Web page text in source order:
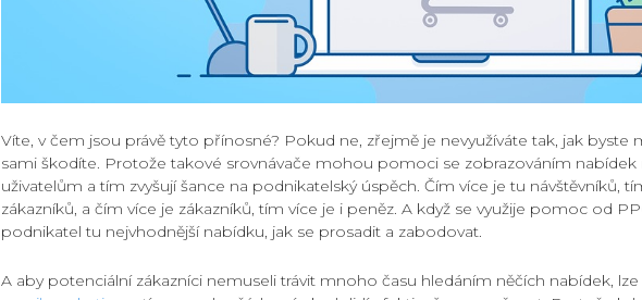
Víte, v čem jsou právě tyto přínosné? Pokud ne, zřejmě je nevyužíváte tak, jak byste
sami škodíte. Protože takové srovnávače mohou pomoci se zobrazováním nabídek
uživatelům a tím zvyšují šance na podnikatelský úspěch. Čím více je tu návštěvníků,
zákazníků, a čím více je zákazníků, tím více je i peněz. A když se využije pomoc od
podnikatel tu nejvhodnější nabídku, jak se prosadit a zabodovat.
A aby potenciální zákazníci nemuseli trávit mnoho času hledáním něčích nabídek,